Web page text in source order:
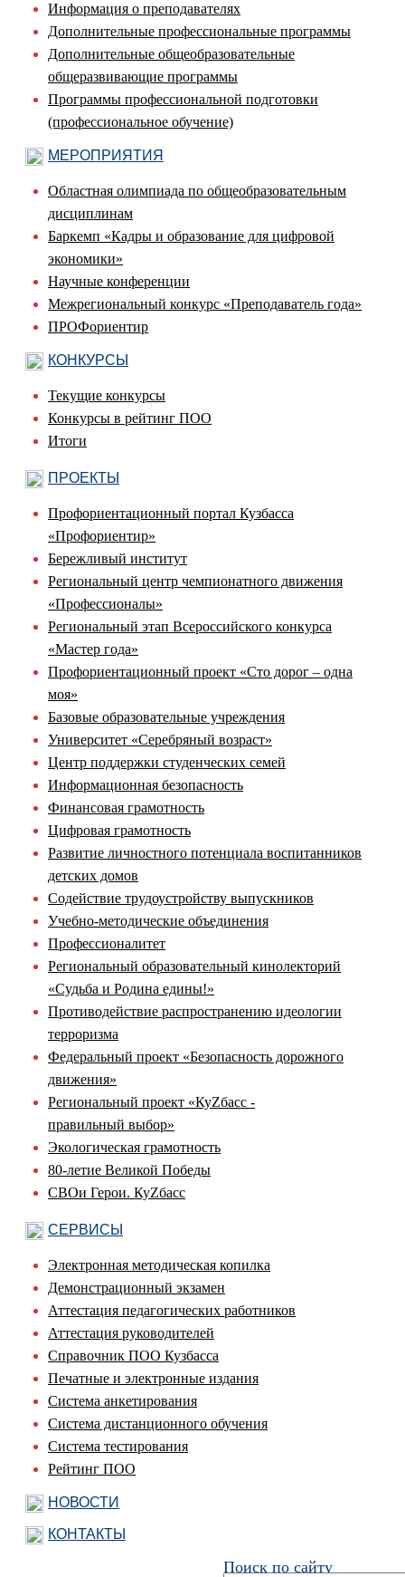
Поиск по сайту
Информация о преподавателях
Дополнительные профессиональные программы
Дополнительные общеобразовательные
общеразвивающие программы
Программы профессиональной подготовки
(профессиональное обучение)
МЕРОПРИЯТИЯ
Областная олимпиада по общеобразовательным
дисциплинам
Баркемп «Кадры и образование для цифровой
экономики»
Научные конференции
Межрегиональный конкурс «Преподаватель года»
ПРОФориентир
КОНКУРСЫ
Текущие конкурсы
Конкурсы в рейтинг ПОО
Итоги
ПРОЕКТЫ
Профориентационный портал Кузбасса
«Профориентир»
Бережливый институт
Региональный центр чемпионатного движения
«Профессионалы»
Региональный этап Всероссийского конкурса
«Мастер года»
Профориентационный проект «Сто дорог – одна
моя»
Базовые образовательные учреждения
Университет «Серебряный возраст»
Центр поддержки студенческих семей
Информационная безопасность
Финансовая грамотность
Цифровая грамотность
Развитие личностного потенциала воспитанников
детских домов
Содействие трудоустройству выпускников
Учебно-методические объединения
Профессионалитет
Региональный образовательный кинолекторий
«Судьба и Родина едины!»
Противодействие распространению идеологии
терроризма
Федеральный проект «Безопасность дорожного
движения»
Региональный проект «КуZбасс -
правильный выбор»
Экологическая грамотность
80-летие Великой Победы
СВОи Герои. КуZбасс
СЕРВИСЫ
Электронная методическая копилка
Демонстрационный экзамен
Аттестация педагогических работников
Аттестация руководителей
Справочник ПОО Кузбасса
Печатные и электронные издания
Система анкетирования
Система дистанционного обучения
Система тестирования
Рейтинг ПОО
НОВОСТИ
КОНТАКТЫ